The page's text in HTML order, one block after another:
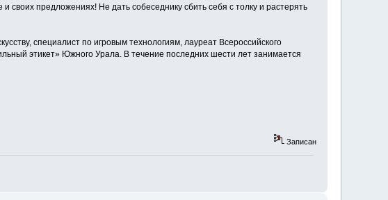
своих предложениях! Не дать собеседнику сбить себя с толку и растерять
специалист по игровым технологиям, лауреат Всероссийского
этикет» Южного Урала. В течение последних шести лет занимается
Записан